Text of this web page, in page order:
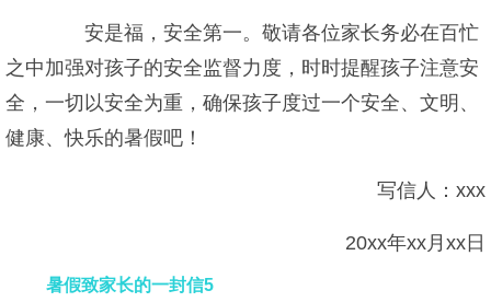
安是福，安全第一。敬请各位家长务必在百忙
之中加强对孩子的安全监督力度，时时提醒孩子注意安
全，一切以安全为重，确保孩子度过一个安全、文明、
健康、快乐的暑假吧！
写信人：xxx
20xx年xx月xx日
暑假致家长的一封信5